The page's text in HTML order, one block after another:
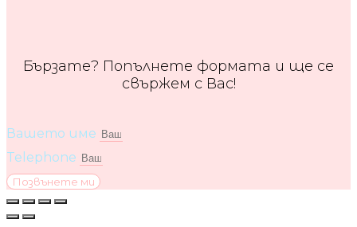
Бързате? Попълнете формата и ще се
свържем с Вас!
Вашето име
Telephone
Позвънете ми